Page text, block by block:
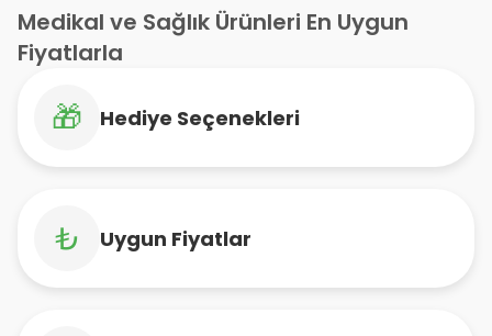
Medikal ve Sağlık Ürünleri En Uygun
Fiyatlarla
🎁 Hediye Seçenekleri
₺ Uygun Fiyatlar